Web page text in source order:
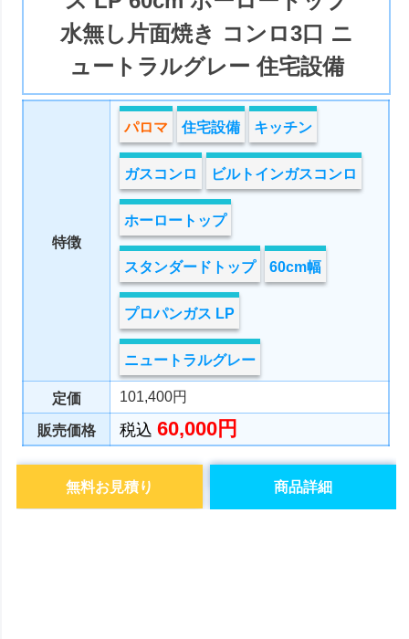
水無し片面焼き コンロ3口 ニ
ュートラルグレー 住宅設備
特徴
パロマ 住宅設備 キッチン
ガスコンロ ビルトインガスコンロ
ホーロートップ
スタンダードトップ 60cm幅
プロパンガス LP
ニュートラルグレー
定価 101,400円
販売価格 税込60,000円
商品詳細
無料お見積り